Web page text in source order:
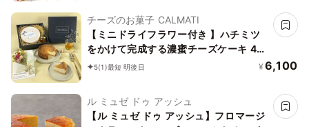
チーズのお菓子 CALMATI
【ミニドライフラワー付き 】ハチミツ
をかけて完成する濃蜜チーズケーキ 4号
ハチミツ付き
5(1)最短 明後日 ¥ 6,100
ル ミュゼ ドゥ アッシュ
【ル ミュゼ ドゥ アッシュ】フロマージ